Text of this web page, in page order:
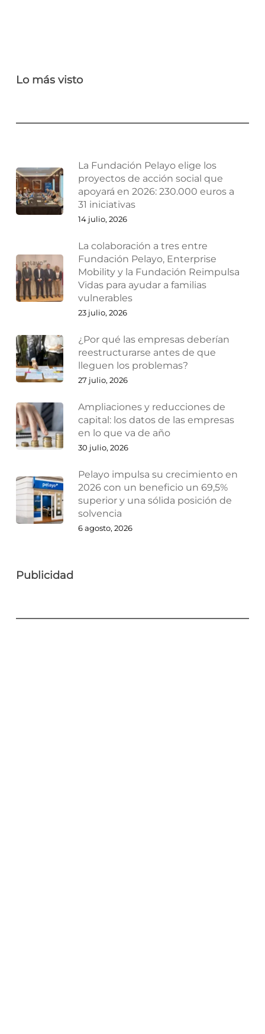
Lo más visto
La Fundación Pelayo elige los
proyectos de acción social que
apoyará en 2026: 230.000 euros a
31 iniciativas
14 julio, 2026
La colaboración a tres entre
Fundación Pelayo, Enterprise
Mobility y la Fundación Reimpulsa
Vidas para ayudar a familias
vulnerables
23 julio, 2026
¿Por qué las empresas deberían
reestructurarse antes de que
lleguen los problemas?
27 julio, 2026
Ampliaciones y reducciones de
capital: los datos de las empresas
en lo que va de año
30 julio, 2026
Pelayo impulsa su crecimiento en
2026 con un beneficio un 69,5%
superior y una sólida posición de
solvencia
6 agosto, 2026
Publicidad